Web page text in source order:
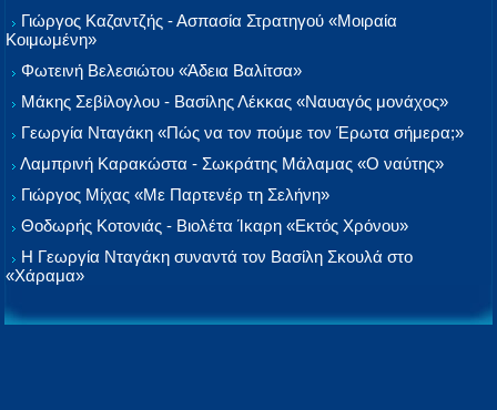
Γιώργος Καζαντζής - Ασπασία Στρατηγού «Μοιραία
Κοιμωμένη»
Φωτεινή Βελεσιώτου «Άδεια Βαλίτσα»
Μάκης Σεβίλογλου - Βασίλης Λέκκας «Ναυαγός μονάχος»
Γεωργία Νταγάκη «Πώς να τον πούμε τον Έρωτα σήμερα;»
Λαμπρινή Καρακώστα - Σωκράτης Μάλαμας «Ο ναύτης»
Γιώργος Μίχας «Με Παρτενέρ τη Σελήνη»
Θοδωρής Κοτονιάς - Βιολέτα Ίκαρη «Εκτός Χρόνου»
Η Γεωργία Νταγάκη συναντά τον Βασίλη Σκουλά στο
«Χάραμα»